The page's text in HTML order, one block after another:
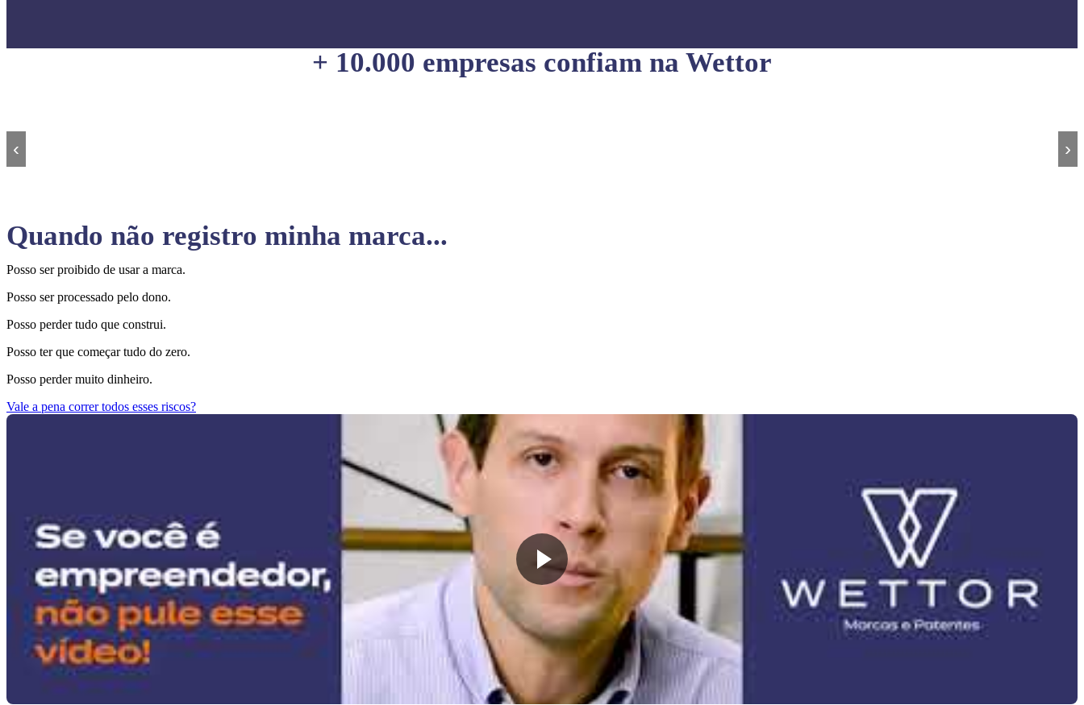
+ 10.000 empresas confiam na Wettor
‹ ›
Quando não registro minha marca...
Posso ser proibido de usar a marca.
Posso ser processado pelo dono.
Posso perder tudo que construi.
Posso ter que começar tudo do zero.
Posso perder muito dinheiro.
Vale a pena correr todos esses riscos?